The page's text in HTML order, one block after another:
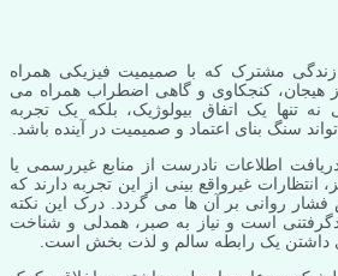
مشترک که با صمیمیت فیزیکی همراه
هیجان، کنجکاوی و گاهی اضطراب همراه می
تنها یک اتفاق بیولوژیک، بلکه یک تجربه
سنگ بنای اعتماد و صمیمیت در آینده باشد.
اطلاعات نادرست از منابع غیررسمی یا
انتظارات غیرواقع بینی از این تجربه دارند که
روانی بر آن ها می گردد. درک این نکته
است و نیاز به صبر، همدلی و شناخت
داشتن یک رابطه سالم و لذت بخش است.